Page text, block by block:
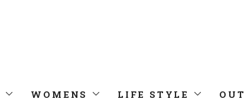
WOMENS LIFE STYLE